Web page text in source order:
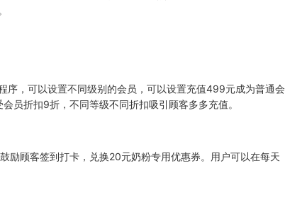
序，可以设置不同级别的会员，可以设置充值499元成为普通会
员折扣9折，不同等级不同折扣吸引顾客多多充值。
励顾客签到打卡，兑换20元奶粉专用优惠券。用户可以在每天